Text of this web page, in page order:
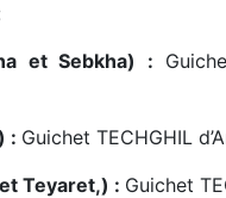
et Sebkha) :
: Guichet TECHGHIL
Teyaret,) : Guichet